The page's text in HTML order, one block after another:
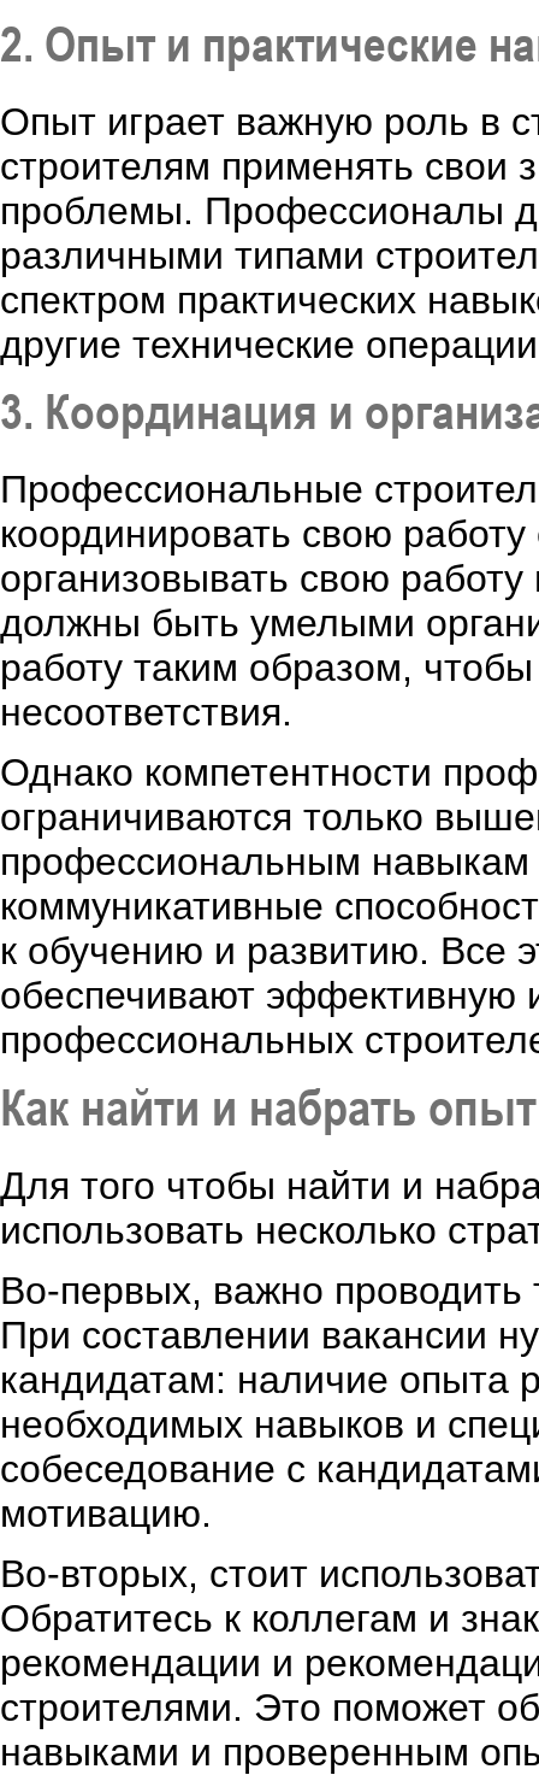
2. Опыт и практические
Опыт играет важную роль в
строителям применять свои
проблемы. Профессионалы
различными типами
спектром практических
другие технические
3. Координация и
Профессиональные
координировать свою
организовывать свою
должны быть умелыми
работу таким образом,
несоответствия.
Однако компетентности
ограничиваются только
профессиональным навыкам
коммуникативные
к обучению и развитию. Все
обеспечивают эффективную
профессиональных
Как найти и набрать
Для того чтобы найти и
использовать несколько
Во-первых, важно
При составлении вакансии
кандидатам: наличие опыта
необходимых навыков и
собеседование с
мотивацию.
Во-вторых, стоит
Обратитесь к коллегам и
рекомендации и
строителями. Это поможет
навыками и проверенным